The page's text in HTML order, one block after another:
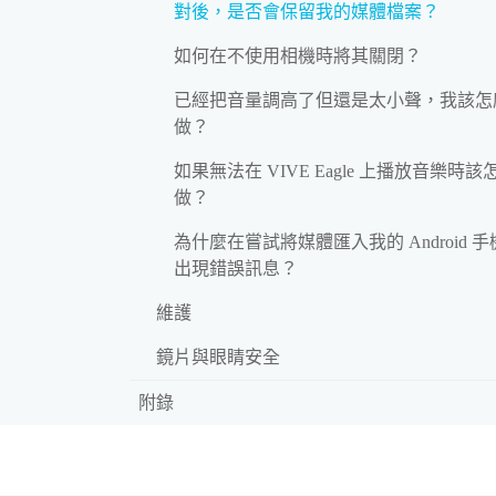
對後，是否會保留我的媒體檔案？
如何在不使用相機時將其關閉？
已經把音量調高了但還是太小聲，我該怎
做？
如果無法在 VIVE Eagle 上播放音樂時該
做？
為什麼在嘗試將媒體匯入我的 Android 手
出現錯誤訊息？
維護
鏡片與眼睛安全
附錄